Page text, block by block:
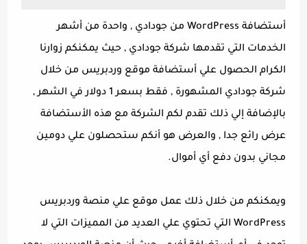
أستضافة WordPress من جودادي , واحدة من أشهر
الخدمات التي تقدمها شركة جودادي , حيث يمكنكم زوارنا
الكرام الحصول علي أستضافة موقع وردبريس من خلال
شركة جودادي المشهورة , فقط بسعر 1 دولار في الشهر ,
بالإضافة إلي ذلك تقدم لكم الشركة مع هذه الأستضافة
عرض رائع جدا , والعرض هو أنكم ستحصلون علي دومين
مجاني بدون دفع أي أموال.
ويمكنكم من خلال ذلك عمل موقع علي منصة وردبريس
WordPress التي تحتوي علي العديد من المميزات التي لا